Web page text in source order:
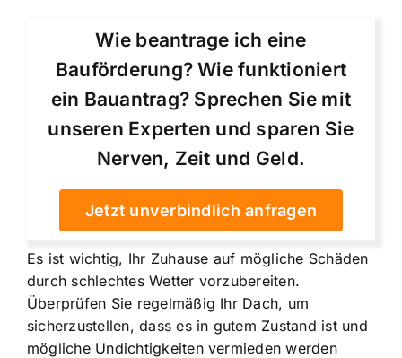
Wie beantrage ich eine
Bauförderung? Wie funktioniert
ein Bauantrag? Sprechen Sie mit
unseren Experten und sparen Sie
Nerven, Zeit und Geld.
Jetzt unverbindlich anfragen
Es ist wichtig, Ihr Zuhause auf mögliche Schäden
durch schlechtes Wetter vorzubereiten.
Überprüfen Sie regelmäßig Ihr Dach, um
sicherzustellen, dass es in gutem Zustand ist und
mögliche Undichtigkeiten vermieden werden